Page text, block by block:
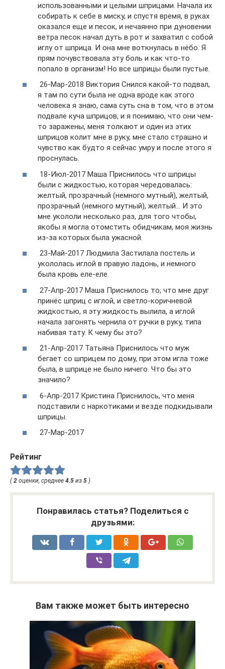
использованными и целыми шприцами. Начала их
собирать к себе в миску, и спустя время, в руках
оказался еще и песок, и нечаянно при дуновении
ветра песок начал дуть в рот и захватил с собой
иглу от шприца. И она мне воткнулась в нёбо. Я
прям почувствовала эту боль и как что-то
попало в организм! Но все шприцы были пустые.
26-Мар-2018 Виктория Снился какой-то подвал,
я там по сути была не одна вроде как этого
человека я знаю, сама суть сна в том, что в этом
подвале куча шприцов, и я понимаю, что они чем-
то заражены, меня толкают и один из этих
шприцов колит мне в руку, мне стало страшно и
чувство как будто я сейчас умру и после этого я
проснулась.
18-Июл-2017 Маша Приснилось что шприцы
были с жидкостью, которая чередовалась:
желтый, прозрачный (немного мутный), желтый,
прозрачный (немного мутный), желтый… И это
мне укололи несколько раз, для того чтобы,
якобы я могла отомстить обидчикам, моя жизнь
из-за которых была ужасной.
23-Май-2017 Людмила Застилала постель и
укололась иглой в правую ладонь, и немного
была кровь еле-еле.
27-Апр-2017 Маша Приснилось то, что мне друг
принёс шприц с иглой, и светло-коричневой
жидкостью, я эту жидкость вылила, а иглой
начала загонять чернила от ручки в руку, типа
набивая тату. К чему бы это?
21-Апр-2017 Татьяна Приснилось что муж
бегает со шприцем по дому, при этом игла тоже
была, в шприце не было ничего. Что бы это
значило?
6-Апр-2017 Кристина Приснилось, что меня
подставили с наркотиками и везде подкидывали
шприцы.
27-Мар-2017
Рейтинг
(2 оценки, среднее 4.5 из 5 )
Понравилась статья? Поделиться с
друзьями:
Вам также может быть интересно